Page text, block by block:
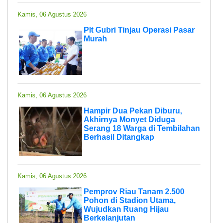
Kamis, 06 Agustus 2026
Plt Gubri Tinjau Operasi Pasar
Murah
Kamis, 06 Agustus 2026
Hampir Dua Pekan Diburu,
Akhirnya Monyet Diduga
Serang 18 Warga di Tembilahan
Berhasil Ditangkap
Kamis, 06 Agustus 2026
Pemprov Riau Tanam 2.500
Pohon di Stadion Utama,
Wujudkan Ruang Hijau
Berkelanjutan